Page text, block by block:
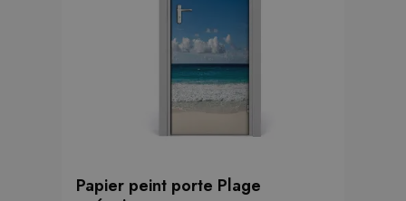
Papier peint porte Plage